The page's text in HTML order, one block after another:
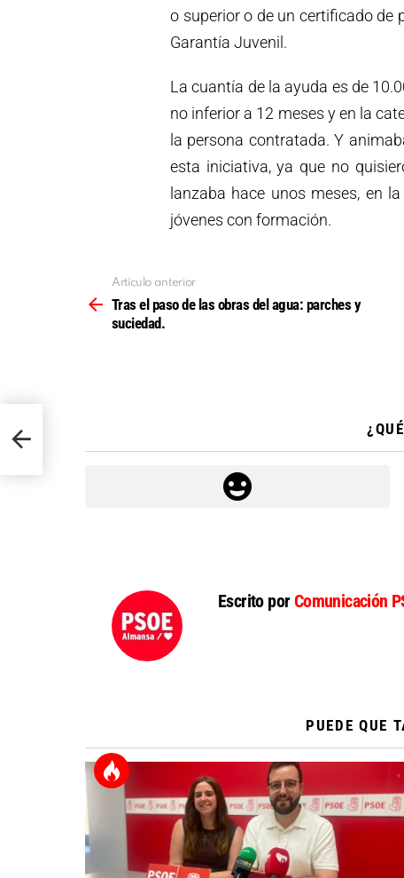
o superior o de un certificado de
Garantía Juvenil.
La cuantía de la ayuda es de
no inferior a 12 meses y en la
la persona contratada. Y
esta iniciativa, ya que no
lanzaba hace unos meses, en
jóvenes con formación.
más
Artículo anterior
Tras el paso de las obras del agua: parches y
suciedad.
Escrito porComunicación
PUEDE QUE